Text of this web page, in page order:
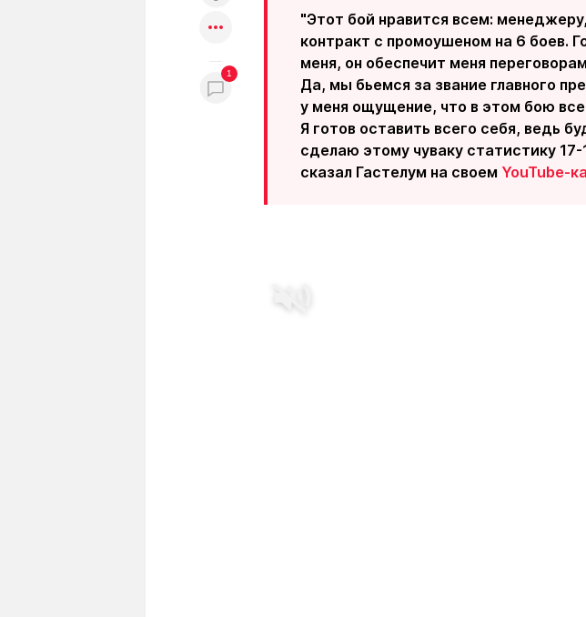
1
"Этот бой нравится всем:
контракт с промоушеном на 6 боев.
меня, он обеспечит меня
Да, мы бьемся за звание главного
у меня ощущение, что в этом бою
Я готов оставить всего себя, ведь
сделаю этому чуваку статистику
сказал Гастелум на своем YouTube-